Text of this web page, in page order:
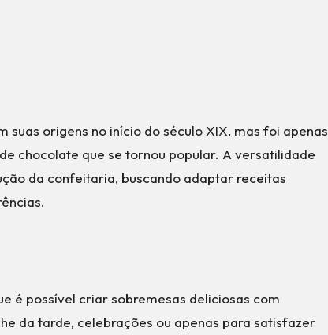
origens no início do século XIX, mas foi apenas
chocolate que se tornou popular. A versatilidade
da confeitaria, buscando adaptar receitas
é possível criar sobremesas deliciosas com
da tarde, celebrações ou apenas para satisfazer